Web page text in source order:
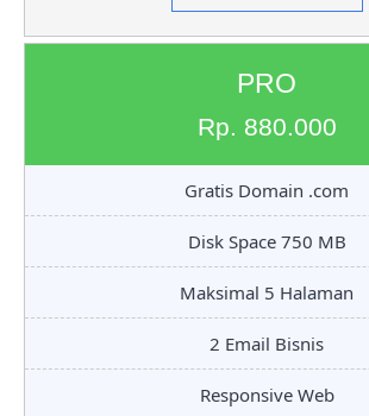
PRO
Rp. 880.000
Gratis Domain .com
Disk Space 750 MB
Maksimal 5 Halaman
2 Email Bisnis
Responsive Web